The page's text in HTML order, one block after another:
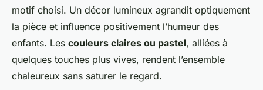
motif choisi. Un décor lumineux agrandit optiquement
la pièce et influence positivement l’humeur des
enfants. Les couleurs claires ou pastel, alliées à
quelques touches plus vives, rendent l’ensemble
chaleureux sans saturer le regard.